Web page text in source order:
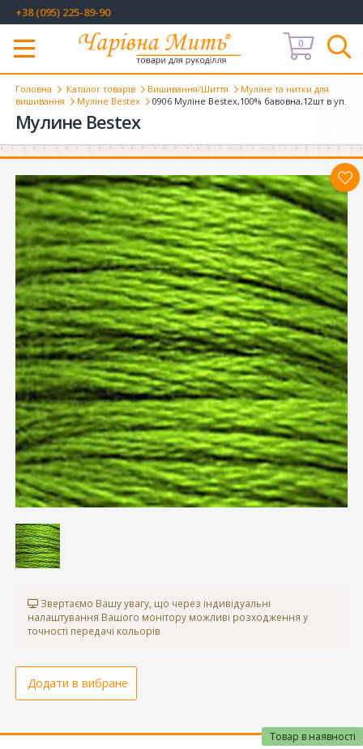
+38 (095) 225-89-90
Меню
0
Головна Каталог товарів Вишивання/Шиття
Муліне та нитки для
вишивання
Муліне Bestex 0906 Муліне Bestex,100% бавовна,12шт в уп.
Мулине Bestex
Звертаємо Вашу увагу, що через індивідуальні
налаштування Вашого монітору можливі розходження у
точності передачі кольорів
Додати в вибране
Товар в наявності